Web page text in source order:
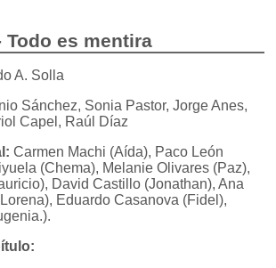
Todo es mentira
A. Solla
Sánchez, Sonia Pastor, Jorge Anes,
Capel, Raúl Díaz
Carmen Machi (Aída), Paco León
(Chema), Melanie Olivares (Paz),
David Castillo (Jonathan), Ana
Eduardo Casanova (Fidel),